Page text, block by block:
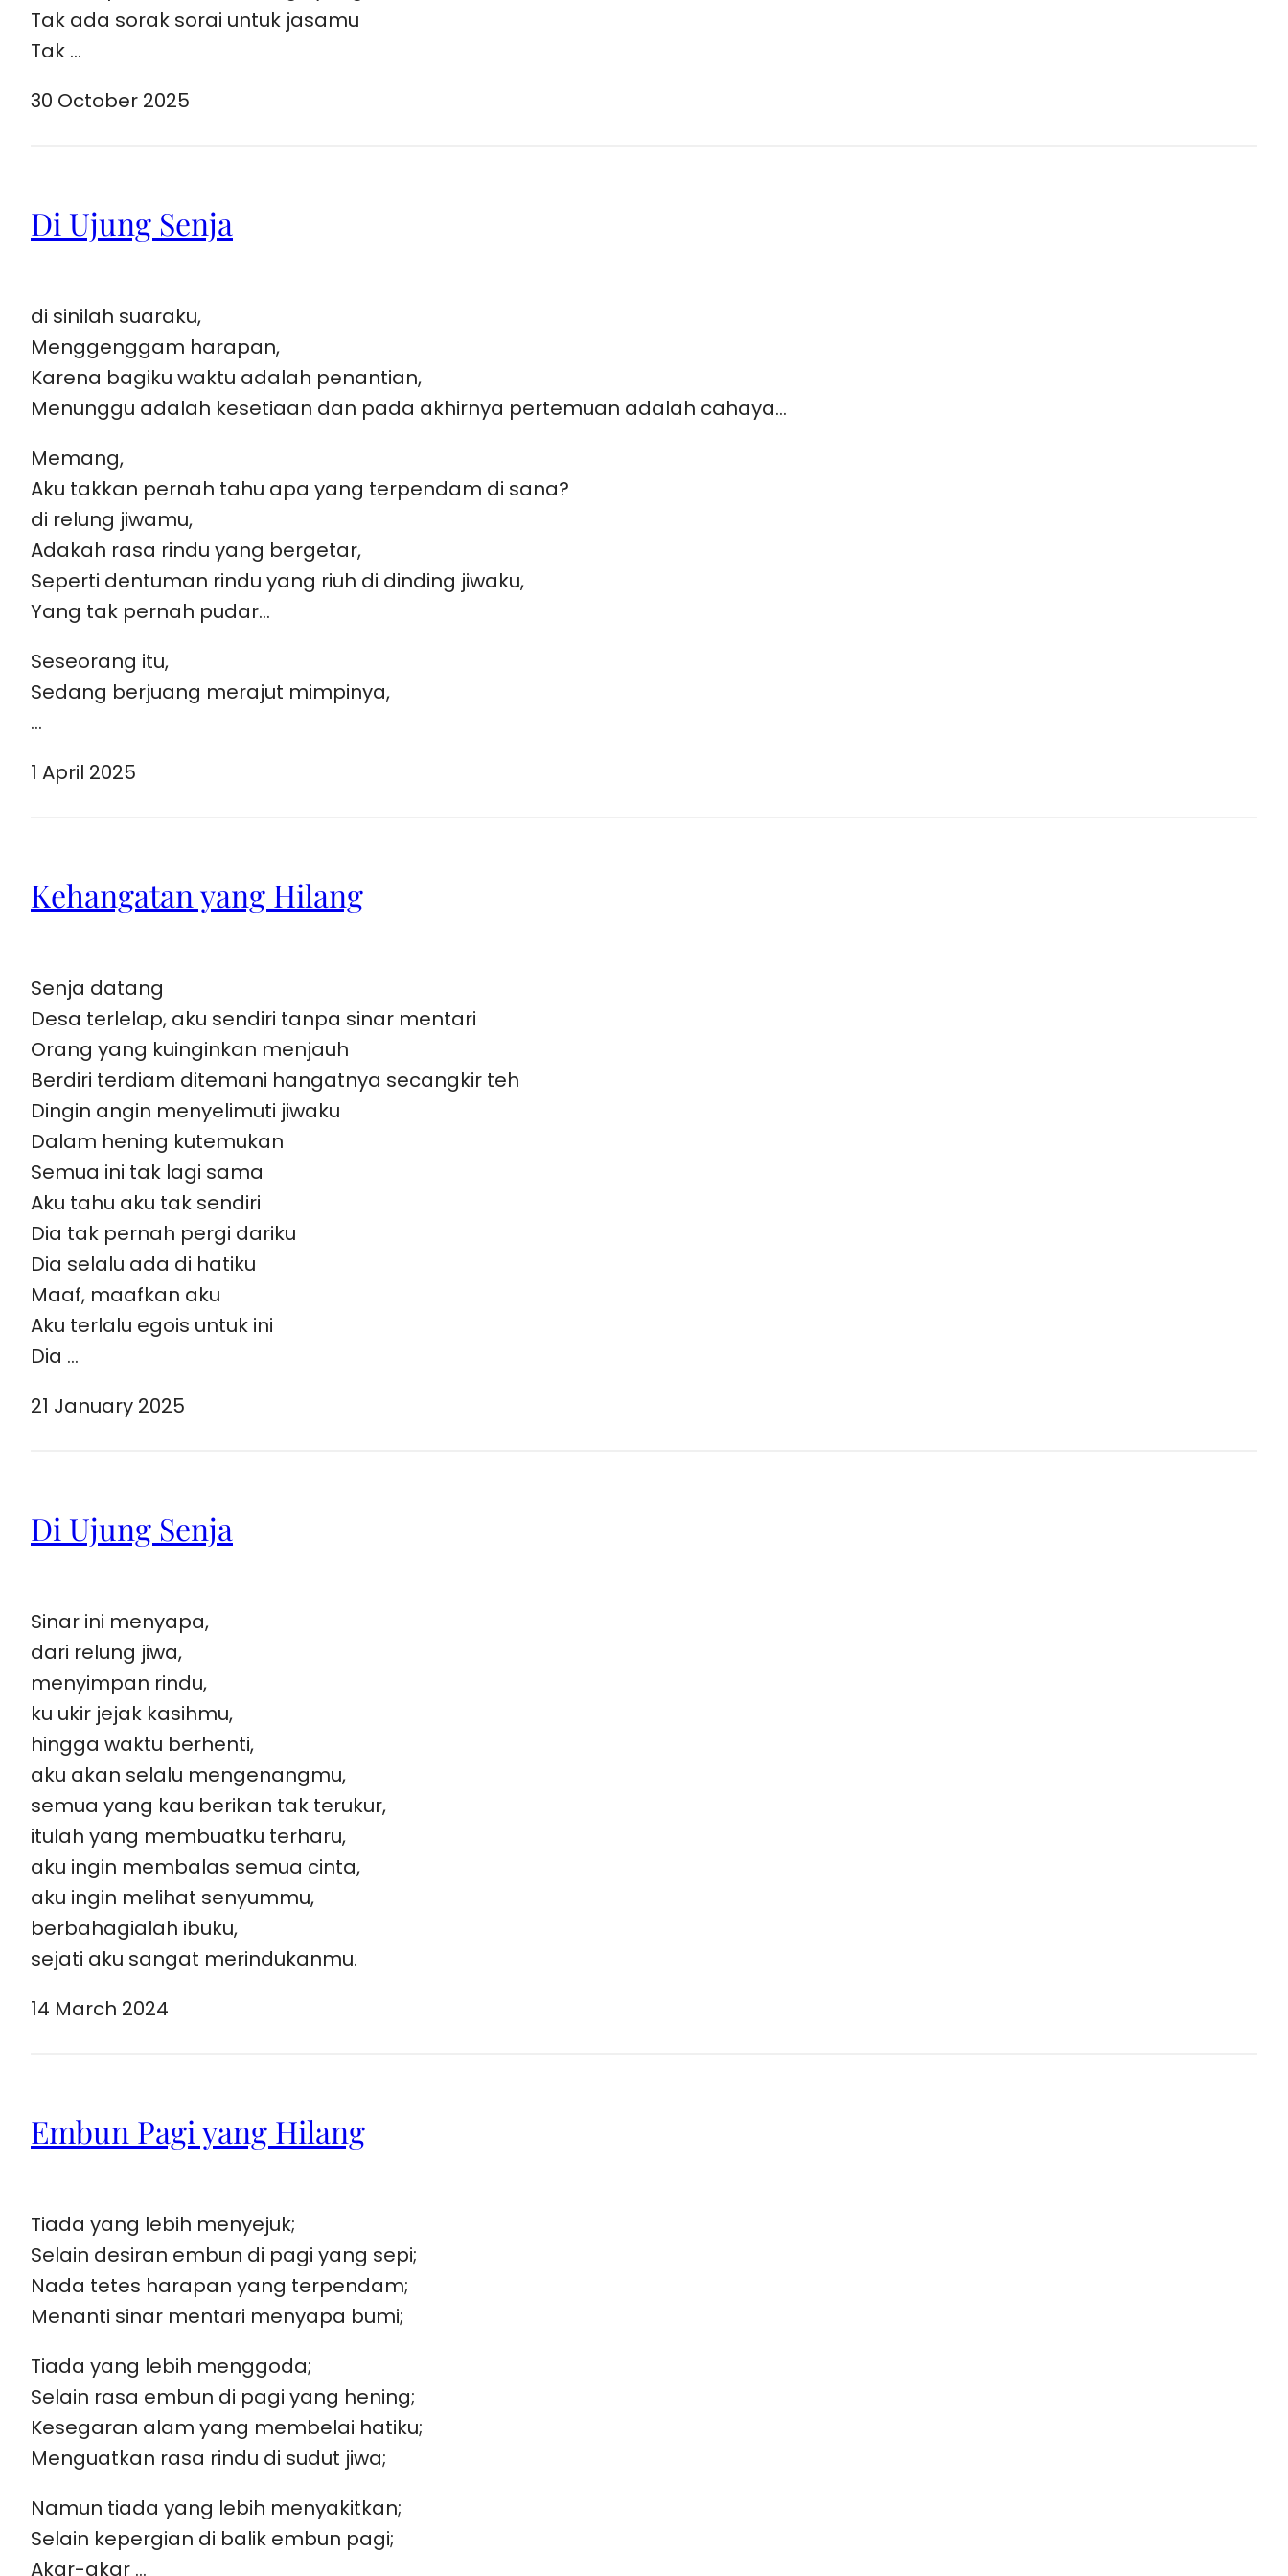
Tak ada sorak sorai untuk jasamu
Tak …
30 October 2025
Di Ujung Senja
di sinilah suaraku,
Menggenggam harapan,
Karena bagiku waktu adalah penantian,
Menunggu adalah kesetiaan dan pada akhirnya pertemuan adalah cahaya…
Memang,
Aku takkan pernah tahu apa yang terpendam di sana?
di relung jiwamu,
Adakah rasa rindu yang bergetar,
Seperti dentuman rindu yang riuh di dinding jiwaku,
Yang tak pernah pudar…
Seseorang itu,
Sedang berjuang merajut mimpinya,
…
1 April 2025
Kehangatan yang Hilang
Senja datang
Desa terlelap, aku sendiri tanpa sinar mentari
Orang yang kuinginkan menjauh
Berdiri terdiam ditemani hangatnya secangkir teh
Dingin angin menyelimuti jiwaku
Dalam hening kutemukan
Semua ini tak lagi sama
Aku tahu aku tak sendiri
Dia tak pernah pergi dariku
Dia selalu ada di hatiku
Maaf, maafkan aku
Aku terlalu egois untuk ini
Dia …
21 January 2025
Di Ujung Senja
Sinar ini menyapa,
dari relung jiwa,
menyimpan rindu,
ku ukir jejak kasihmu,
hingga waktu berhenti,
aku akan selalu mengenangmu,
semua yang kau berikan tak terukur,
itulah yang membuatku terharu,
aku ingin membalas semua cinta,
aku ingin melihat senyummu,
berbahagialah ibuku,
sejati aku sangat merindukanmu.
14 March 2024
Embun Pagi yang Hilang
Tiada yang lebih menyejuk;
Selain desiran embun di pagi yang sepi;
Nada tetes harapan yang terpendam;
Menanti sinar mentari menyapa bumi;
Tiada yang lebih menggoda;
Selain rasa embun di pagi yang hening;
Kesegaran alam yang membelai hatiku;
Menguatkan rasa rindu di sudut jiwa;
Namun tiada yang lebih menyakitkan;
Selain kepergian di balik embun pagi;
Akar-akar …